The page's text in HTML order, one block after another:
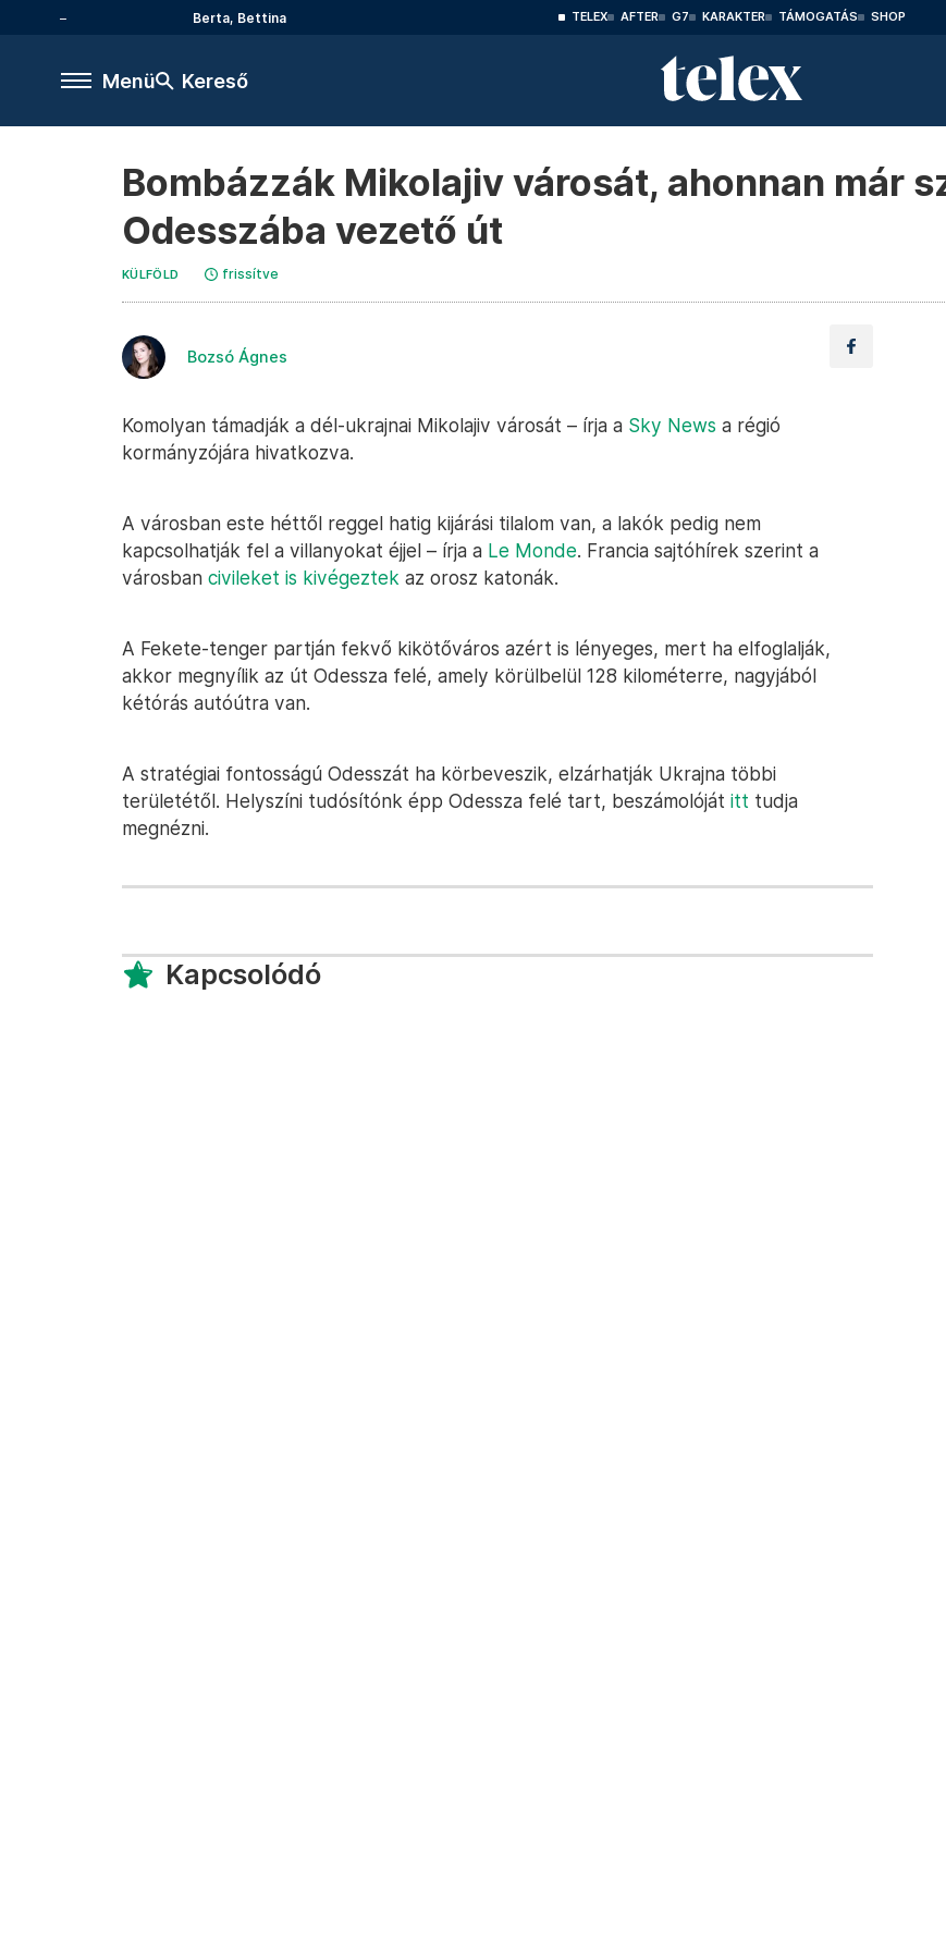
Berta, Bettina TELEX AFTER G7 KARAKTER TÁMOGATÁS SHOP
Menü Kereső
Bombázzák Mikolajiv városát, ahonnan már
Odesszába vezető út
KÜLFÖLD frissítve
Bozsó Ágnes
Komolyan támadják a dél-ukrajnai Mikolajiv városát – írja a Sky News a régió
kormányzójára hivatkozva.
A városban este héttől reggel hatig kijárási tilalom van, a lakók pedig nem
kapcsolhatják fel a villanyokat éjjel – írja a Le Monde. Francia sajtóhírek szerint a
városban civileket is kivégeztek az orosz katonák.
A Fekete-tenger partján fekvő kikötőváros azért is lényeges, mert ha elfoglalják,
akkor megnyílik az út Odessza felé, amely körülbelül 128 kilométerre, nagyjából
kétórás autóútra van.
A stratégiai fontosságú Odesszát ha körbeveszik, elzárhatják Ukrajna többi
területétől. Helyszíni tudósítónk épp Odessza felé tart, beszámolóját itt tudja
megnézni.
Kapcsolódó